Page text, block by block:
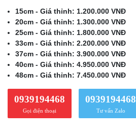
15cm - Giá thỉnh: 1.200.000 VNĐ
20cm - Giá thỉnh: 1.300.000 VNĐ
25cm - Giá thỉnh: 1.800.000 VNĐ
33cm - Giá thỉnh: 2.200.000 VNĐ
37cm - Giá thỉnh: 3.900.000 VNĐ
40cm - Giá thỉnh: 4.950.000 VNĐ
48cm - Giá thỉnh: 7.450.000 VNĐ
0939194468
Gọi điện thoại
0939194468
Tư vấn Zalo